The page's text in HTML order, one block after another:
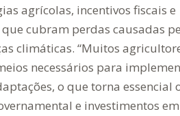
agrícolas, incentivos fiscais e
cubram perdas causadas
climáticas. “Muitos
necessários para
o que torna essencial
e investimentos em